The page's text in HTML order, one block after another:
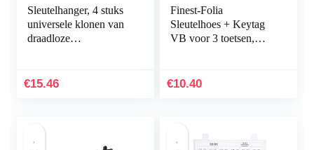
Sleutelhanger, 4 stuks
universele klonen van
draadloze
auto‘s, garagedeuren,
€15.46
Finest-Folia
Sleutelhoes + Keytag
VB voor 3 toetsen,
€10.40